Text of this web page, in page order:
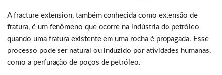
A fracture extension, também conhecida como extensão de
fratura, é um fenômeno que ocorre na indústria do petróleo
quando uma fratura existente em uma rocha é propagada. Esse
processo pode ser natural ou induzido por atividades humanas,
como a perfuração de poços de petróleo.